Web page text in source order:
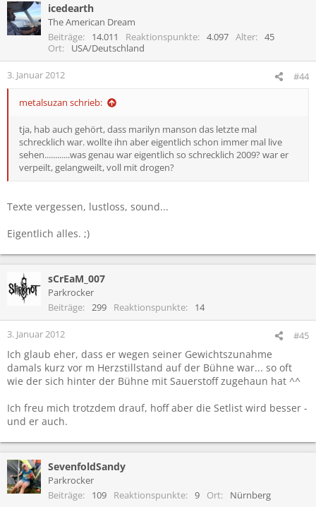
icedearth
The American Dream
Beiträge
14.011 Reaktionspunkte 4.097 Alter
45
Ort
USA/Deutschland
3. Januar 2012 #44
metalsuzan schrieb:
tja, hab auch gehört, dass marilyn manson das letzte mal
schrecklich war. wollte ihn aber eigentlich schon immer mal live
sehen............was genau war eigentlich so schrecklich 2009? war er
verpeilt, gelangweilt, voll mit drogen?
Texte vergessen, lustloss, sound...
Eigentlich alles. ;)
sCrEaM_007
Parkrocker
Beiträge
299 Reaktionspunkte 14
3. Januar 2012 #45
Ich glaub eher, dass er wegen seiner Gewichtszunahme
damals kurz vor m Herzstillstand auf der Bühne war... so oft
wie der sich hinter der Bühne mit Sauerstoff zugehaun hat ^^
Ich freu mich trotzdem drauf, hoff aber die Setlist wird besser -
und er auch.
SevenfoldSandy
Parkrocker
Beiträge
109 Reaktionspunkte 9 Ort Nürnberg